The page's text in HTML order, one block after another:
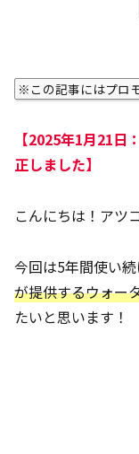
※この記事にはプロ
【2025年1月21
正しました】
こんにちは！アツ
今回は5年間使い続
が提供するウォー
たいと思います！